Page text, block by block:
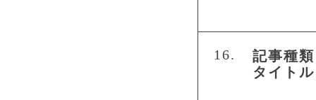
16.
記事種類
タイトル